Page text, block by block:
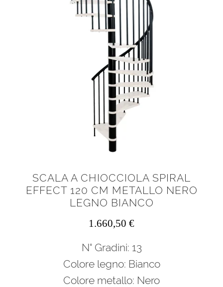
SCALA A CHIOCCIOLA SPIRAL
EFFECT 120 CM METALLO NERO
LEGNO BIANCO
1.660,50 €
N° Gradini: 13
Colore legno: Bianco
Colore metallo: Nero